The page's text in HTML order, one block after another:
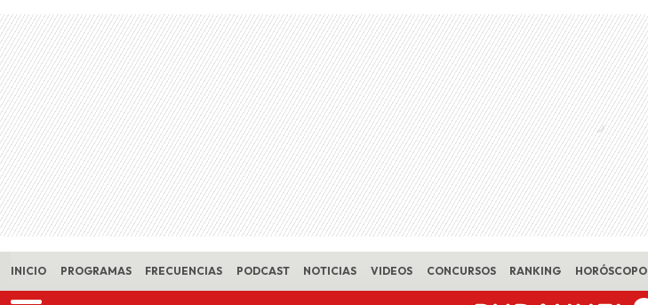
Skip to main content
INICIO PROGRAMAS FRECUENCIAS PODCAST NOTICIAS VIDEOS CONCURSOS RANKING HORÓSCOPO